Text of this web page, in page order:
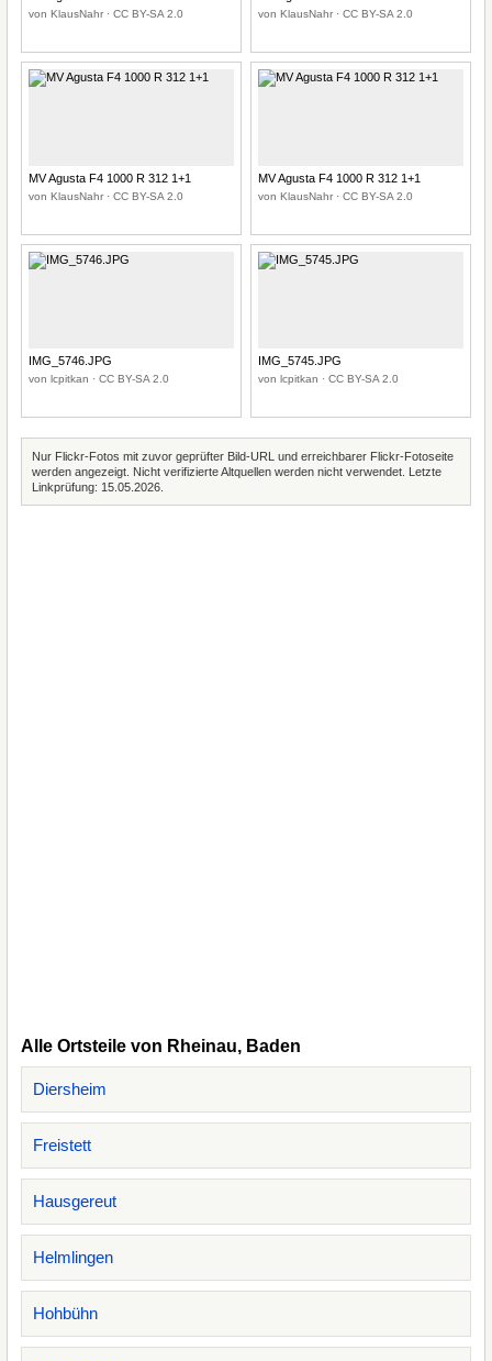
von KlausNahr · CC BY-SA 2.0 von KlausNahr · CC BY-SA 2.0
MV Agusta F4 1000 R 312 1+1
von KlausNahr · CC BY-SA 2.0
MV Agusta F4 1000 R 312 1+1
von KlausNahr · CC BY-SA 2.0
IMG_5746.JPG
von lcpitkan · CC BY-SA 2.0
IMG_5745.JPG
von lcpitkan · CC BY-SA 2.0
Nur Flickr-Fotos mit zuvor geprüfter Bild-URL und erreichbarer Flickr-Fotoseite
werden angezeigt. Nicht verifizierte Altquellen werden nicht verwendet. Letzte
Linkprüfung: 15.05.2026.
Alle Ortsteile von Rheinau, Baden
Diersheim
Freistett
Hausgereut
Helmlingen
Hohbühn